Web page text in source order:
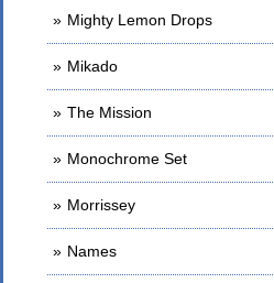
Mighty Lemon Drops
Mikado
The Mission
Monochrome Set
Morrissey
Names